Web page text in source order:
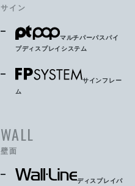
サイン
マルチパーパスパイ
プディスプレイシステム
サインフレー
ム
WALL
壁面
ディスプレイパ